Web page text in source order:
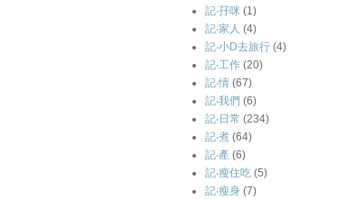
記‧孖咪 (1)
記‧家人 (4)
記‧小D去旅行 (4)
記‧工作 (20)
記‧情 (67)
記‧我們 (6)
記‧日常 (234)
記‧煮 (64)
記‧產 (6)
記‧瘦住吃 (5)
記‧瘦身 (7)